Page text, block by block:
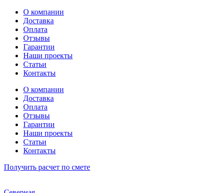
Перейти
содержимому
О компании
Доставка
Оплата
Отзывы
Гарантии
Наши проекты
Статьи
Контакты
О компании
Доставка
Оплата
Отзывы
Гарантии
Наши проекты
Статьи
Контакты
Получить расчет по смете